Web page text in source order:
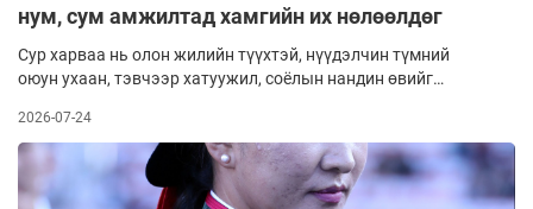
нум, сум амжилтад хамгийн их нөлөөлдөг
Сур харваа нь олон жилийн түүхтэй, нүүдэлчин түмний
оюун ухаан, тэвчээр хатуужил, соёлын нандин өвийг
юм. Энэхүү спорт нь зөвхөн бай онох тухай бус, нарийн дэг
жаяг, гүн ухаан, техник ур чадварыг хослуулдгаараа
гайхалтай. Эзэн Богд Чингис хааны үеэс дэлхийн талыг
эзлэхэд нөлөөлсөн морь, сур харваа нь өдгөө энх цагт
2026-07-24